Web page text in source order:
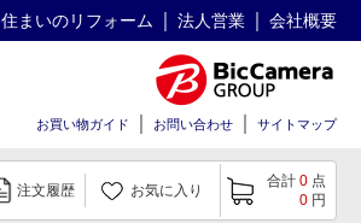
住まいのリフォーム 法人営業 会社概要
お買い物ガイド お問い合わせ サイトマップ
注文履歴 お気に入り
合計 0 点
0 円